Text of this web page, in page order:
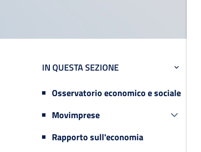
IN QUESTA SEZIONE
Osservatorio economico e sociale
Movimprese
Rapporto sull'economia